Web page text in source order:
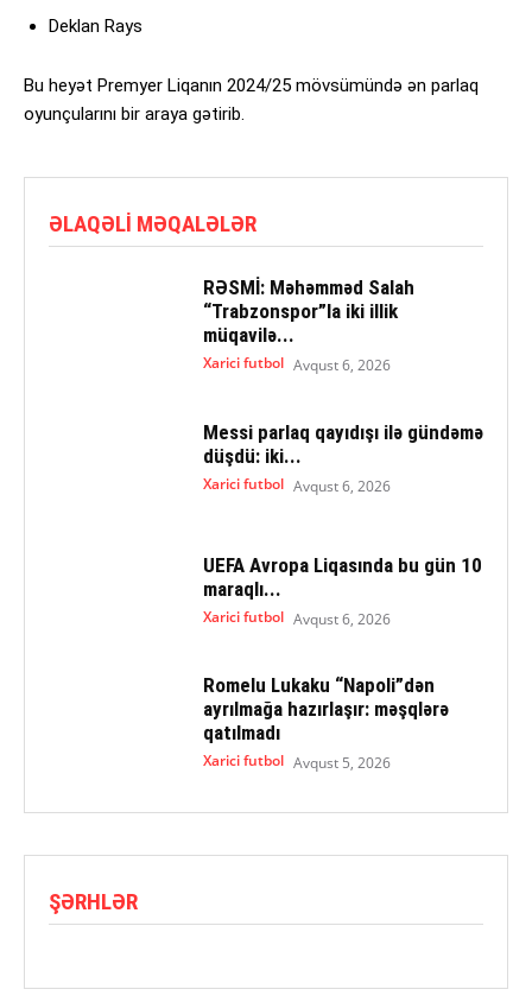
Deklan Rays
Bu heyət Premyer Liqanın 2024/25 mövsümündə ən parlaq
oyunçularını bir araya gətirib.
ƏLAQƏLI MƏQALƏLƏR
RƏSMİ: Məhəmməd Salah
“Trabzonspor”la iki illik
müqavilə...
Xarici futbol Avqust 6, 2026
Messi parlaq qayıdışı ilə gündəmə
düşdü: iki...
Xarici futbol Avqust 6, 2026
UEFA Avropa Liqasında bu gün 10
maraqlı...
Xarici futbol Avqust 6, 2026
Romelu Lukaku “Napoli”dən
ayrılmağa hazırlaşır: məşqlərə
qatılmadı
Xarici futbol Avqust 5, 2026
ŞƏRHLƏR